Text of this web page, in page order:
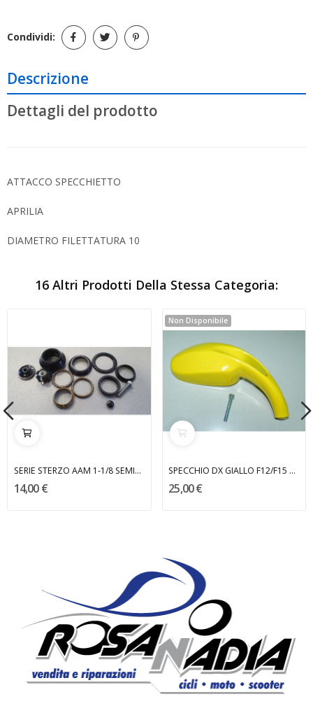
Condividi:
Descrizione
Dettagli del prodotto
ATTACCO SPECCHIETTO
APRILIA
DIAMETRO FILETTATURA 10
16 Altri Prodotti Della Stessa Categoria:
SERIE STERZO AAM 1-1/8 SEMINTEGRATA
14,00 €
Non Disponibile
SPECCHIO DX GIALLO F12/F15 MALAGUTI
25,00 €